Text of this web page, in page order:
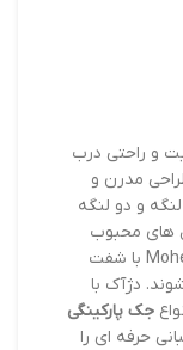
و راحتی درب
مدرن و
و دو لنگه
های محبوب
مانند Mohest 4 و Mohest 6 با شفت
دژآک با
جک پارکینگی
حرفه ای را